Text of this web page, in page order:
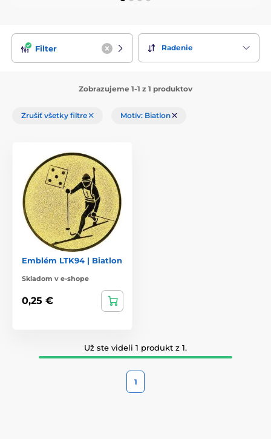
Pri každom produkte sa to dozviete v
Filter Radenie
Zobrazujeme 1-1 z 1 produktov
Zrušiť všetky filtre Motív: Biatlon
Emblém LTK94 | Biatlon
Skladom v e-shope
0,25 €
Už ste videli 1 produkt z 1.
1